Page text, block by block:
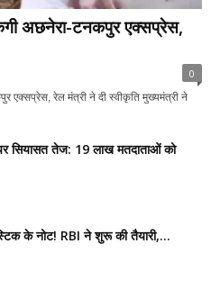
अछनेरा-टनकपुर एक्सप्रेस,
0
रेल मंत्री ने दी स्वीकृति मुख्यमंत्री ने
सियासत तेज: 19 लाख मतदाताओं को
के नोट! RBI ने शुरू की तैयारी,...